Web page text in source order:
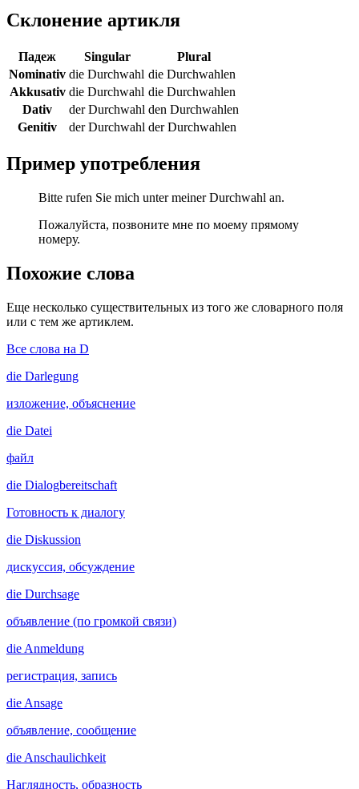
Склонение артикля
Падеж Singular
Plural
Nominativ die Durchwahl die Durchwahlen
Akkusativ die Durchwahl die Durchwahlen
Dativ
der Durchwahl den Durchwahlen
Genitiv
der Durchwahl der Durchwahlen
Пример употребления
Bitte rufen Sie mich unter meiner Durchwahl an.
Пожалуйста, позвоните мне по моему прямому
номеру.
Похожие слова
Еще несколько существительных из того же словарного поля
или с тем же артиклем.
Все слова на D
die Darlegung
изложение, объяснение
die Datei
файл
die Dialogbereitschaft
Готовность к диалогу
die Diskussion
дискуссия, обсуждение
die Durchsage
объявление (по громкой связи)
die Anmeldung
регистрация, запись
die Ansage
объявление, сообщение
die Anschaulichkeit
Наглядность, образность